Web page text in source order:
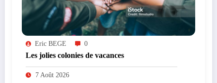
Eric BEGE 0
Les jolies colonies de vacances
7 Août 2026